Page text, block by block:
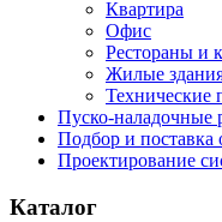
Квартира
Офис
Рестораны и
Жилые
Технические
Пуско-наладочные
Подбор и поставка
Проектирование
Каталог